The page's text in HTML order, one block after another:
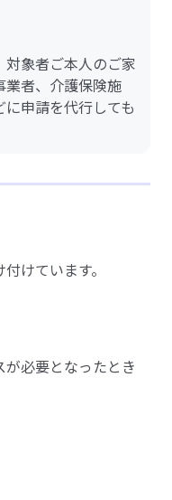
象者ご本人のご家
業者、介護保険施
申請を代行しても
けています。
必要となったとき